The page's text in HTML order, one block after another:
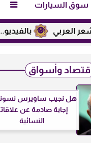
سوق السيارات 
بالفيديو.. نجيب
اقتصاد وأسواق
هل نجيب ساويرس
إجابة صادمة عن
النسائية